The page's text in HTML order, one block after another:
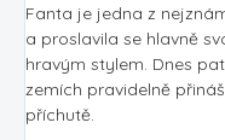
Fanta je jedna z
a proslavila se hlavně
hravým stylem. Dnes
zemích pravidelně
příchutě.